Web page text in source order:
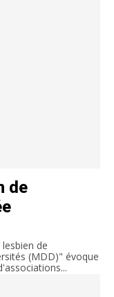
de
de
(MDD)" évoque